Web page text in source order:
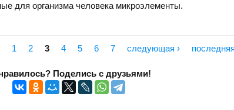
для организма человека микроэлементы.
1 2 3 4 5 6 7 следующая ›
Поделись с друзьями!